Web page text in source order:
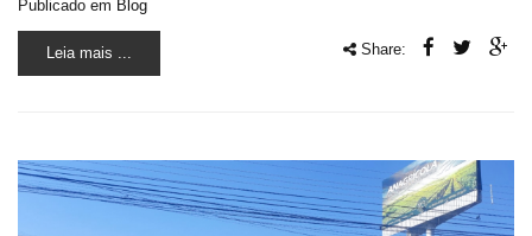
Publicado em Blog
Leia mais ... Share: